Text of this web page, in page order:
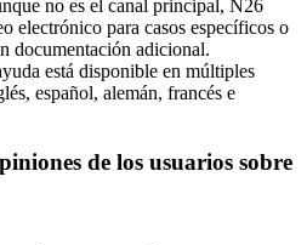
no es el canal principal, N26
electrónico para casos específicos o
documentación adicional.
está disponible en múltiples
español, alemán, francés e
de los usuarios sobre